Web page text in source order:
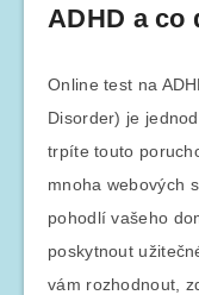
ADHD a co
Online test na
Disorder) je
trpíte touto
mnoha webových
pohodlí vašeho
poskytnout
vám rozhodnout,